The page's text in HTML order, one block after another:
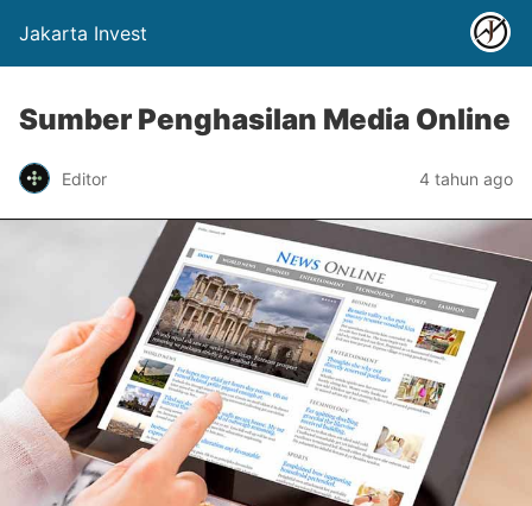
Jakarta Invest
Sumber Penghasilan Media Online
Editor 4 tahun ago